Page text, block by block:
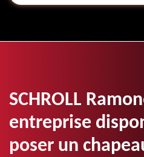
SCHROLL
entreprise
poser un